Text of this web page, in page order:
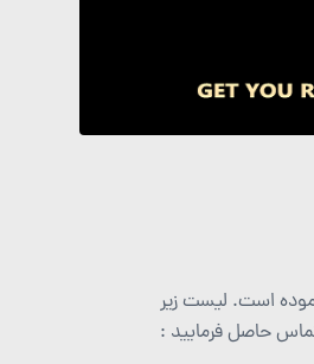
است. لیست زیر
حاصل فرمایید :